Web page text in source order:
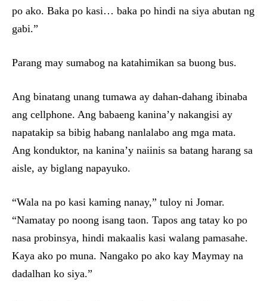
po ako. Baka po kasi… baka po hindi na siya abutan ng
gabi.”
Parang may sumabog na katahimikan sa buong bus.
Ang binatang unang tumawa ay dahan-dahang ibinaba
ang cellphone. Ang babaeng kanina’y nakangisi ay
napatakip sa bibig habang nanlalabo ang mga mata.
Ang konduktor, na kanina’y naiinis sa batang harang sa
aisle, ay biglang napayuko.
“Wala na po kasi kaming nanay,” tuloy ni Jomar.
“Namatay po noong isang taon. Tapos ang tatay ko po
nasa probinsya, hindi makaalis kasi walang pamasahe.
Kaya ako po muna. Nangako po ako kay Maymay na
dadalhan ko siya.”